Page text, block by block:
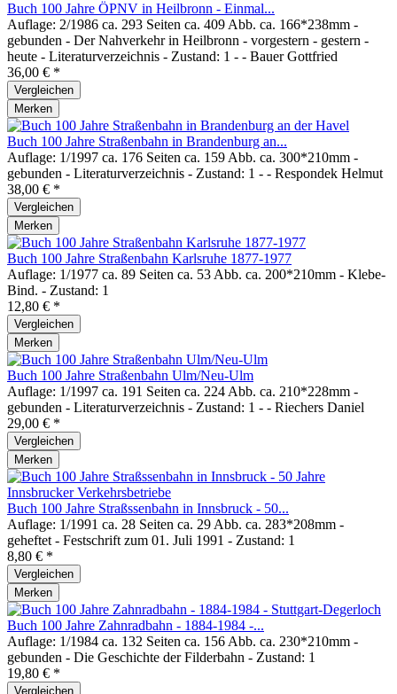
Buch 100 Jahre ÖPNV in Heilbronn - Einmal...
Auflage: 2/1986 ca. 293 Seiten ca. 409 Abb. ca. 166*238mm -
gebunden - Der Nahverkehr in Heilbronn - vorgestern - gestern -
heute - Literaturverzeichnis - Zustand: 1 - - Bauer Gottfried
36,00 € *
Vergleichen
Merken
Buch 100 Jahre Straßenbahn in Brandenburg an...
Auflage: 1/1997 ca. 176 Seiten ca. 159 Abb. ca. 300*210mm -
gebunden - Literaturverzeichnis - Zustand: 1 - - Respondek Helmut
38,00 € *
Vergleichen
Merken
Buch 100 Jahre Straßenbahn Karlsruhe 1877-1977
Auflage: 1/1977 ca. 89 Seiten ca. 53 Abb. ca. 200*210mm - Klebe-
Bind. - Zustand: 1
12,80 € *
Vergleichen
Merken
Buch 100 Jahre Straßenbahn Ulm/Neu-Ulm
Auflage: 1/1997 ca. 191 Seiten ca. 224 Abb. ca. 210*228mm -
gebunden - Literaturverzeichnis - Zustand: 1 - - Riechers Daniel
29,00 € *
Vergleichen
Merken
Buch 100 Jahre Straßssenbahn in Innsbruck - 50...
Auflage: 1/1991 ca. 28 Seiten ca. 29 Abb. ca. 283*208mm -
geheftet - Festschrift zum 01. Juli 1991 - Zustand: 1
8,80 € *
Vergleichen
Merken
Buch 100 Jahre Zahnradbahn - 1884-1984 -...
Auflage: 1/1984 ca. 132 Seiten ca. 156 Abb. ca. 230*210mm -
gebunden - Die Geschichte der Filderbahn - Zustand: 1
19,80 € *
Vergleichen